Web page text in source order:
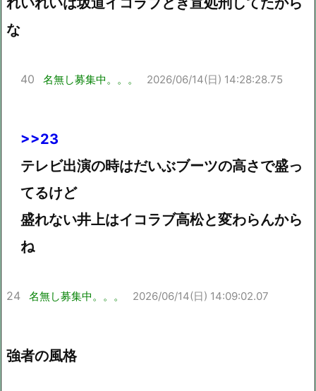
な
40 名無し募集中。。。 2026/06/14(日) 14:28:28.75
>>23
テレビ出演の時はだいぶブーツの高さで盛っ
てるけど
盛れない井上はイコラブ高松と変わらんから
ね
24 名無し募集中。。。 2026/06/14(日) 14:09:02.07
強者の風格